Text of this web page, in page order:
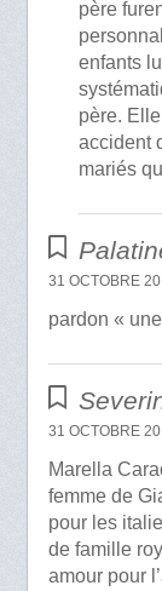
père
enfants
père.
accident
mariés
31 OCTOBRE
pardon «
31 OCTOBRE
Marella
femme de
pour les
de famille
amour pour